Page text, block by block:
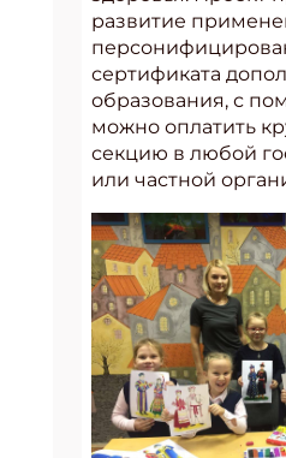
развитие
сертификата
образования, с
можно оплатить
секцию в любой
или частной